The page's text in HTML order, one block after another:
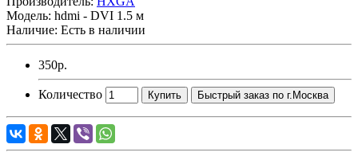
Модель: hdmi - DVI 1.5 м
Наличие: Есть в наличии
350р.
Количество Купить Быстрый заказ по г.Москва